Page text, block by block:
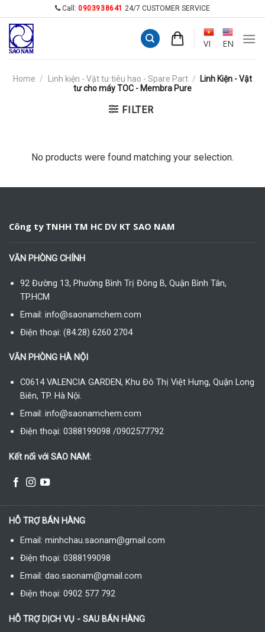
content
Call: 0903938641 24/7 CUSTOMER SERVICE
VI EN
Home / Linh kiện - Vật tư tiêu hao - Spare Part /
Linh Kiện - Vật
tư cho máy TOC - Membra Pure
FILTER
No products were found matching your selection.
Công ty TNHH TM HC DV KT SAO NAM
VĂN PHÒNG CHÍNH
92 Đường 13, Phường Bình Trị Đông B, Quận Bình Tân,
TP.HCM
Email: info@saonamchem.com
Điện thoại: (84.28) 6260 2704
VĂN PHÒNG HÀ NỘI
C0614 VALENCIA GARDEN, Khu Đô Thị Việt Hưng, Quận Long
Biên, TP. Hà Nội.
Email: info@saonamchem.com
Điện thoại: 0388199098 /0902577792
Kết nối với SAO NAM:
HỖ TRỢ BÁN HÀNG
Email: minhchau.saonam@gmail.com
Điện thoại: 0388199098
Email: dao.saonam@gmail.com
Điện thoại: 0902 577 792
HỖ TRỢ DỊCH VỤ - SAU BÁN HÀNG